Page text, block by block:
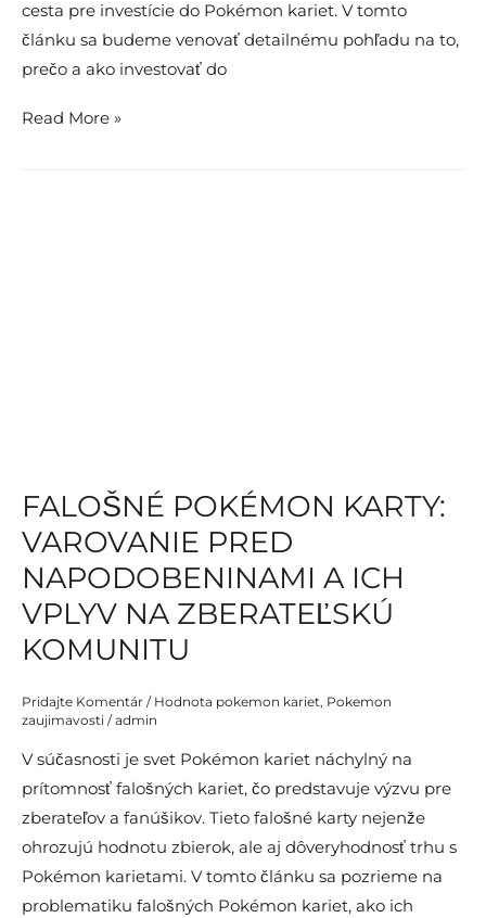
cesta pre investície do Pokémon kariet. V tomto
článku sa budeme venovať detailnému pohľadu na to,
prečo a ako investovať do
Vytváranie
Read More »
FALOŠNÉ POKÉMON KARTY:
VAROVANIE PRED
NAPODOBENINAMI A ICH
VPLYV NA ZBERATEĽSKÚ
KOMUNITU
Pridajte Komentár / Hodnota pokemon kariet, Pokemon
zaujimavosti /admin
V súčasnosti je svet Pokémon kariet náchylný na
prítomnosť falošných kariet, čo predstavuje výzvu pre
zberateľov a fanúšikov. Tieto falošné karty nejenže
ohrozujú hodnotu zbierok, ale aj dôveryhodnosť trhu s
Pokémon karietami. V tomto článku sa pozrieme na
problematiku falošných Pokémon kariet, ako ich